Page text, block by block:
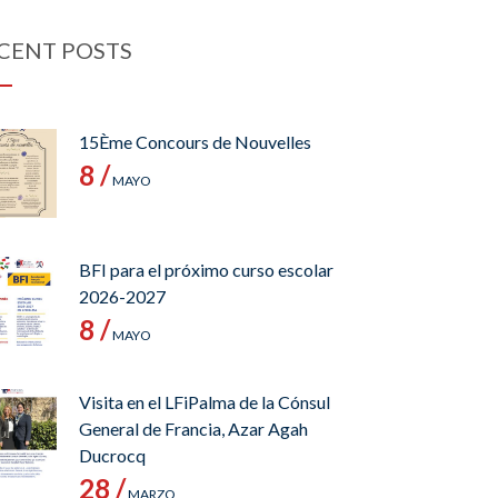
POSTS
15Ème Concours de Nouvelles
8 /MAYO
BFI para el próximo curso escolar
2026-2027
8 /MAYO
Visita en el LFiPalma de la Cónsul
General de Francia, Azar Agah
Ducrocq
28 /MARZO